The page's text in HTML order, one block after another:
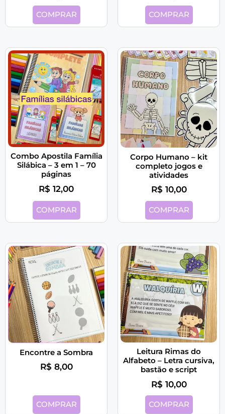
COMPRAR COMPRAR
Combo Apostila Família
Silábica – 3 em 1 – 70
páginas
R$ 12,00
COMPRAR
Corpo Humano – kit
completo jogos e
atividades
R$ 10,00
COMPRAR
Encontre a Sombra
R$ 8,00
COMPRAR
Leitura Rimas do
Alfabeto – Letra cursiva,
bastão e script
R$ 10,00
COMPRAR